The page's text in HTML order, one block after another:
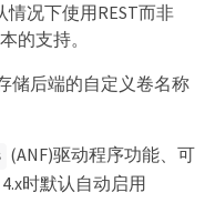
况下使用REST而非
的支持。
储后端的自定义卷名称
(ANF)驱动程序功能、可
时默认自动启用